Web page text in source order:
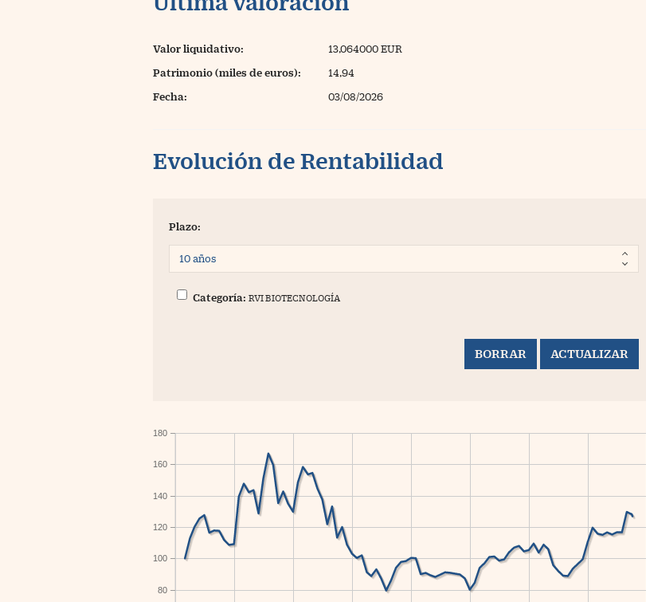
Valor liquidativo: 13,064000 EUR
Patrimonio (miles de euros): 14,94
Fecha: 03/08/2026
Evolución de Rentabilidad
Plazo:
Categoría: RVI BIOTECNOLOGÍA
80
100
120
140
160
180